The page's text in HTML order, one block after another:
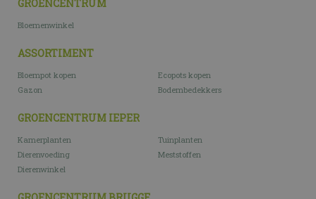
GROENCENTRUM
Bloemenwinkel
ASSORTIMENT
Bloempot kopen
Ecopots kopen
Gazon
Bodembedekkers
GROENCENTRUM IEPER
Kamerplanten
Tuinplanten
Dierenvoeding
Meststoffen
Dierenwinkel